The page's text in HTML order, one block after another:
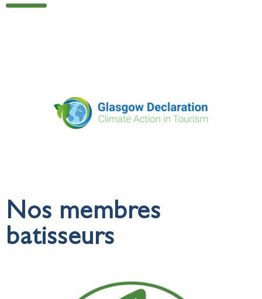
Nos membres
batisseurs